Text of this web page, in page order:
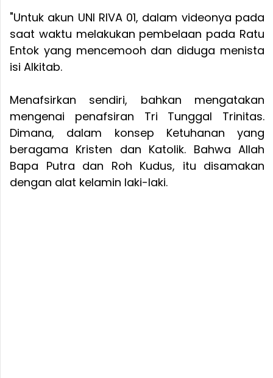
"Untuk akun UNI RIVA 01, dalam videonya pada
saat waktu melakukan pembelaan pada Ratu
Entok yang mencemooh dan diduga menista
isi Alkitab.
Menafsirkan sendiri, bahkan mengatakan
mengenai penafsiran Tri Tunggal Trinitas.
Dimana, dalam konsep Ketuhanan yang
beragama Kristen dan Katolik. Bahwa Allah
Bapa Putra dan Roh Kudus, itu disamakan
dengan alat kelamin laki-laki.